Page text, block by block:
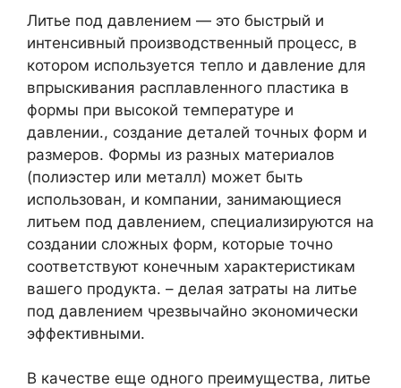
Литье под давлением — это быстрый и
интенсивный производственный процесс, в
котором используется тепло и давление для
впрыскивания расплавленного пластика в
формы при высокой температуре и
давлении., создание деталей точных форм и
размеров. Формы из разных материалов
(полиэстер или металл) может быть
использован, и компании, занимающиеся
литьем под давлением, специализируются на
создании сложных форм, которые точно
соответствуют конечным характеристикам
вашего продукта. – делая затраты на литье
под давлением чрезвычайно экономически
эффективными.
В качестве еще одного преимущества, литье